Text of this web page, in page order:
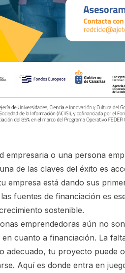
empresaria o una persona
de las claves del éxito es
empresa está dando sus
fuentes de financiación es
sostenible.
emprendedoras aún no
cuanto a financiación. La
adecuado, tu proyecto puede
Aquí es donde entra en